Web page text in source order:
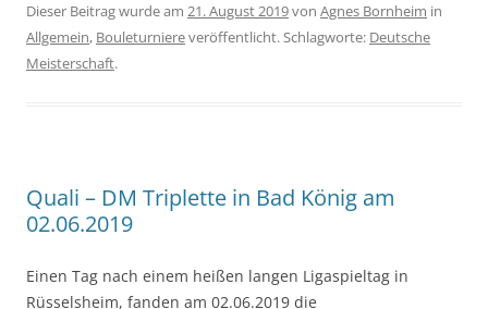
Dieser Beitrag wurde am 21. August 2019von Agnes Bornheim in
Allgemein, Bouleturniereveröffentlicht. Schlagworte: Deutsche
Meisterschaft.
Quali – DM Triplette in Bad König am
02.06.2019
Einen Tag nach einem heißen langen Ligaspieltag in
Rüsselsheim, fanden am 02.06.2019 die